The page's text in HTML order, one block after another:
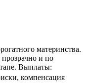
материнства.
и по
Выплаты:
компенсация